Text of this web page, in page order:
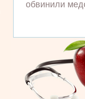
обвинили